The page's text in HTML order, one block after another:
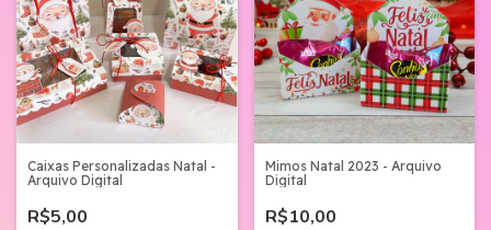
Caixas Personalizadas Natal -
Arquivo Digital
R$5,00
Mimos Natal 2023 - Arquivo
Digital
R$10,00